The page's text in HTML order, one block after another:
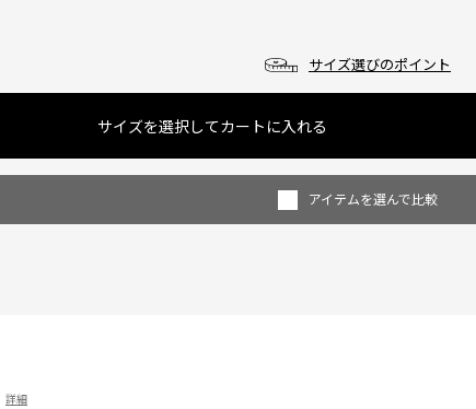
サイズ選びのポイント
サイズを選択してカートに入れる
アイテムを選んで比較
詳細